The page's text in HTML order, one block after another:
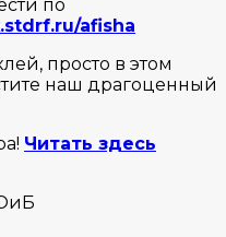
по
afisha
просто в этом
наш драгоценный
Читать здесь